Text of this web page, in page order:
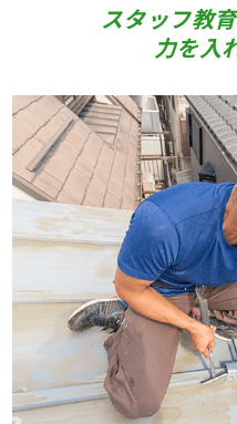
スタッフ教
力を入